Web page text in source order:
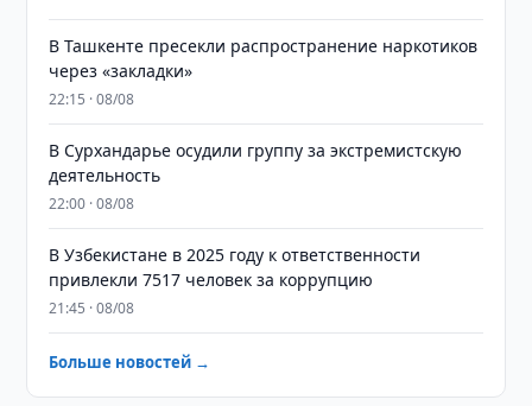
В Ташкенте пресекли распространение наркотиков
через «закладки»
22:15 · 08/08
В Сурхандарье осудили группу за экстремистскую
деятельность
22:00 · 08/08
В Узбекистане в 2025 году к ответственности
привлекли 7517 человек за коррупцию
21:45 · 08/08
Больше новостей →